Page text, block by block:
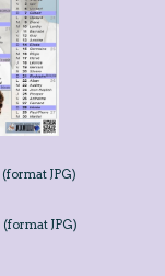
(format JPG)
(format JPG)